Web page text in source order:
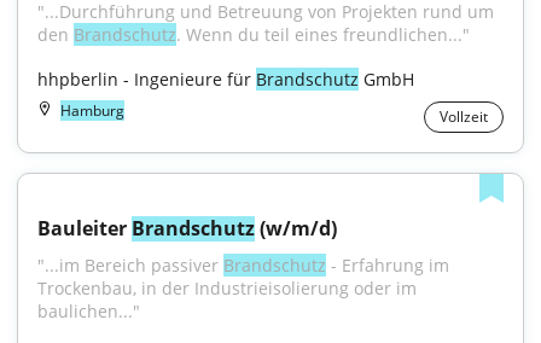
"...Durchführung und Betreuung von Projekten rund um
den Brandschutz. Wenn du teil eines freundlichen..."
hhpberlin - Ingenieure für Brandschutz GmbH
Hamburg Vollzeit
Bauleiter Brandschutz (w/m/d)
"...im Bereich passiver Brandschutz - Erfahrung im
Trockenbau, in der Industrieisolierung oder im
baulichen..."